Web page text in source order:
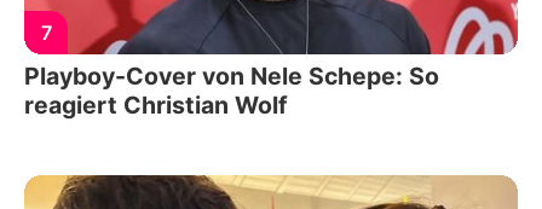
7
Playboy-Cover von Nele Schepe: So
reagiert Christian Wolf